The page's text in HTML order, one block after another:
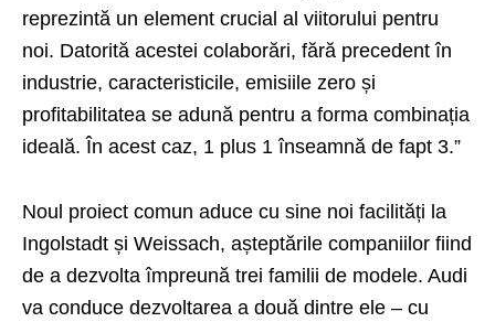
reprezintă un element crucial al viitorului pentru
noi. Datorită acestei colaborări, fără precedent în
industrie, caracteristicile, emisiile zero și
profitabilitatea se adună pentru a forma combinația
ideală. În acest caz, 1 plus 1 înseamnă de fapt 3.”
Noul proiect comun aduce cu sine noi facilități la
Ingolstadt și Weissach, așteptările companiilor fiind
de a dezvolta împreună trei familii de modele. Audi
va conduce dezvoltarea a două dintre ele – cu